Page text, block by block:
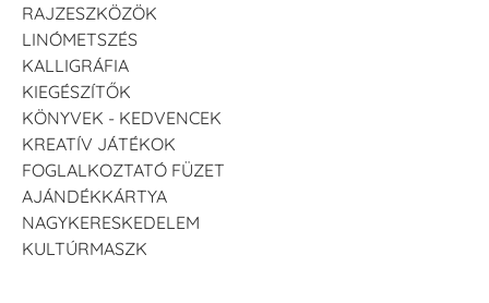
RAJZESZKÖZÖK
LINÓMETSZÉS
KALLIGRÁFIA
KIEGÉSZÍTŐK
KÖNYVEK - KEDVENCEK
KREATÍV JÁTÉKOK
FOGLALKOZTATÓ FÜZET
AJÁNDÉKKÁRTYA
NAGYKERESKEDELEM
KULTÚRMASZK